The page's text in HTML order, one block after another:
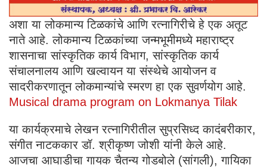
अशा या लोकमान्य टिळकांचे आणि रत्नागिरीचे हे एक अतूट
नाते आहे. लोकमान्य टिळकांच्या जन्मभूमीमध्ये महाराष्ट्र
शासनाचा सांस्कृतिक कार्य विभाग, सांस्कृतिक कार्य
संचालनालय आणि खल्वायन या संस्थेचे आयोजन व
सादरीकरणातून लोकमान्यांचे स्मरण हा एक सुवर्णयोग आहे.
Musical drama program on Lokmanya Tilak
या कार्यक्रमाचे लेखन रत्नागिरीतील सुप्रसिध्द कादंबरीकार,
संगीत नाटककार डॉ. श्रीकृष्ण जोशी यांनी केले आहे.
आजचा आघाडीचा गायक चैतन्य गोडबोले (सांगली), गायिका